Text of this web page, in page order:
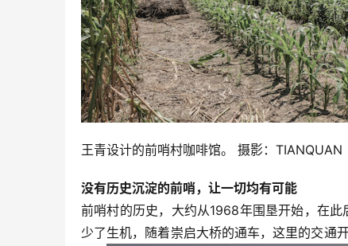
王青设计的前哨村咖啡馆。 摄影：TIANQUAN
没有历史沉淀的前哨，让一切均有可能
前哨村的历史，大约从1968年围垦开始，在
少了生机，随着崇启大桥的通车，这里的交通